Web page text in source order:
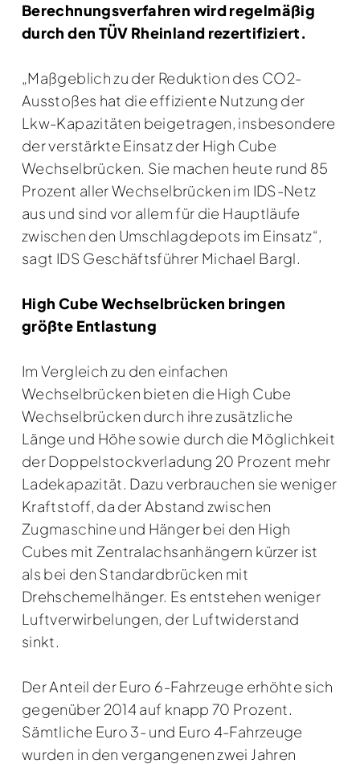
Berechnungsverfahren wird regelmäßig
durch den TÜV Rheinland rezertifiziert.
„Maßgeblich zu der Reduktion des CO2-
Ausstoßes hat die effiziente Nutzung der
Lkw-Kapazitäten beigetragen, insbesondere
der verstärkte Einsatz der High Cube
Wechselbrücken. Sie machen heute rund 85
Prozent aller Wechselbrücken im IDS-Netz
aus und sind vor allem für die Hauptläufe
zwischen den Umschlagdepots im Einsatz“,
sagt IDS Geschäftsführer Michael Bargl.
High Cube Wechselbrücken bringen
größte Entlastung
Im Vergleich zu den einfachen
Wechselbrücken bieten die High Cube
Wechselbrücken durch ihre zusätzliche
Länge und Höhe sowie durch die Möglichkeit
der Doppelstockverladung 20 Prozent mehr
Ladekapazität. Dazu verbrauchen sie weniger
Kraftstoff, da der Abstand zwischen
Zugmaschine und Hänger bei den High
Cubes mit Zentralachsanhängern kürzer ist
als bei den Standardbrücken mit
Drehschemelhänger. Es entstehen weniger
Luftverwirbelungen, der Luftwiderstand
sinkt.
Der Anteil der Euro 6-Fahrzeuge erhöhte sich
gegenüber 2014 auf knapp 70 Prozent.
Sämtliche Euro 3- und Euro 4-Fahrzeuge
wurden in den vergangenen zwei Jahren